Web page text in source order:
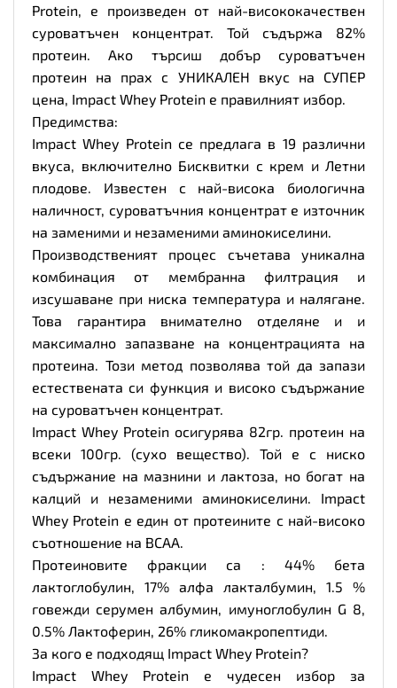
Protein, е произведен от най-висококачествен
суроватъчен концентрат. Той съдържа 82%
протеин. Ако търсиш добър суроватъчен
протеин на прах с УНИКАЛЕН вкус на СУПЕР
цена, Impact Whey Protein е правилният избор.
Предимства:
Impact Whey Protein се предлага в 19 различни
вкуса, включително Бисквитки с крем и Летни
плодове. Известен с най-висока биологична
наличност, суроватъчния концентрат е източник
на заменими и незаменими аминокиселини.
Производственият процес съчетава уникална
комбинация от мембранна филтрация и
изсушаване при ниска температура и налягане.
Това гарантира внимателно отделяне и и
максимално запазване на концентрацията на
протеина. Този метод позволява той да запази
естествената си функция и високо съдържание
на суроватъчен концентрат.
Impact Whey Protein осигурява 82гр. протеин на
всеки 100гр. (сухо вещество). Той е с ниско
съдържание на мазнини и лактоза, но богат на
калций и незаменими аминокиселини. Impact
Whey Protein е един от протеините с най-високо
съотношение на BCAA.
Протеиновите фракции са : 44% бета
лактоглобулин, 17% алфа лакталбумин, 1.5 %
говежди серумен албумин, имуноглобулин G 8,
0.5% Лактоферин, 26% гликомакропептиди.
За кого е подходящ Impact Whey Protein?
Impact Whey Protein е чудесен избор за